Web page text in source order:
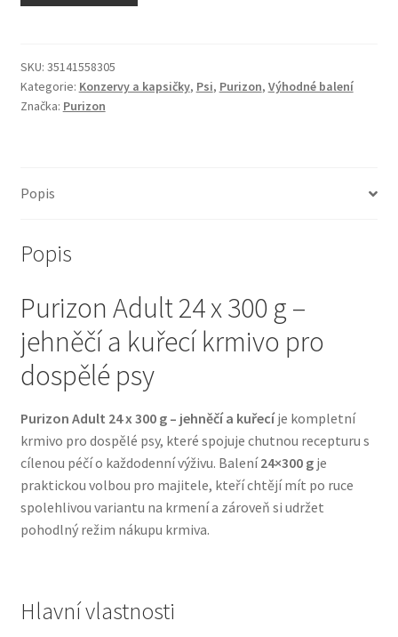
Odpočívadla pro kočky
Pamlsky pro kočky
Škrabadla pro kočky
Veterinární dieta pro kočky
Vše pro psy — Krmivo, doplňky, vybavení
Boudy a výběhy
Bozita pro psy — Švédské krmivo s nordickou kvalitou
Brit pro psy
Granule pro psy
přírodními složkami
SKU: 35141558305
Kategorie: Konzervy a kapsičky, Psi, Purizon, Výhodné balení
Značka: Purizon
Popis
Popis
Purizon Adult 24 x 300 g –
jehněčí a kuřecí krmivo pro
dospělé psy
Purizon Adult 24 x 300 g – jehněčí a kuřecíje kompletní
krmivo pro dospělé psy, které spojuje chutnou recepturu s
cílenou péčí o každodenní výživu. Balení24×300 gje
praktickou volbou pro majitele, kteří chtějí mít po ruce
spolehlivou variantu na krmení a zároveň si udržet
pohodlný režim nákupu krmiva.
Hlavní vlastnosti